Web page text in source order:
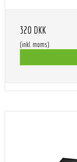
320 DKK
(inkl. moms)